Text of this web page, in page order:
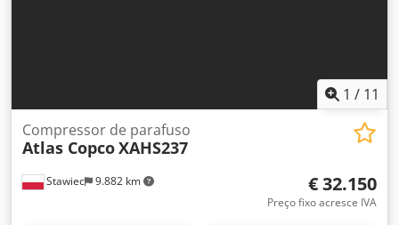
1 / 11
Stawiec 9.882 km
Compressor de parafuso
Atlas CopcoXAHS237
€ 32.150
Preço fixo acresce IVA